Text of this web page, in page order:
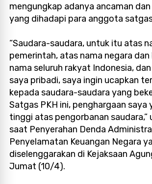
mengungkap adanya ancaman
yang dihadapi para anggota
“Saudara-saudara, untuk itu atas
pemerintah, atas nama negara
nama seluruh rakyat Indonesia,
saya pribadi, saya ingin ucapkan
kepada saudara-saudara yang
Satgas PKH ini, penghargaan saya
tinggi atas pengorbanan saudara,”
saat Penyerahan Denda
Penyelamatan Keuangan Negara
diselenggarakan di Kejaksaan
Jumat (10/4).